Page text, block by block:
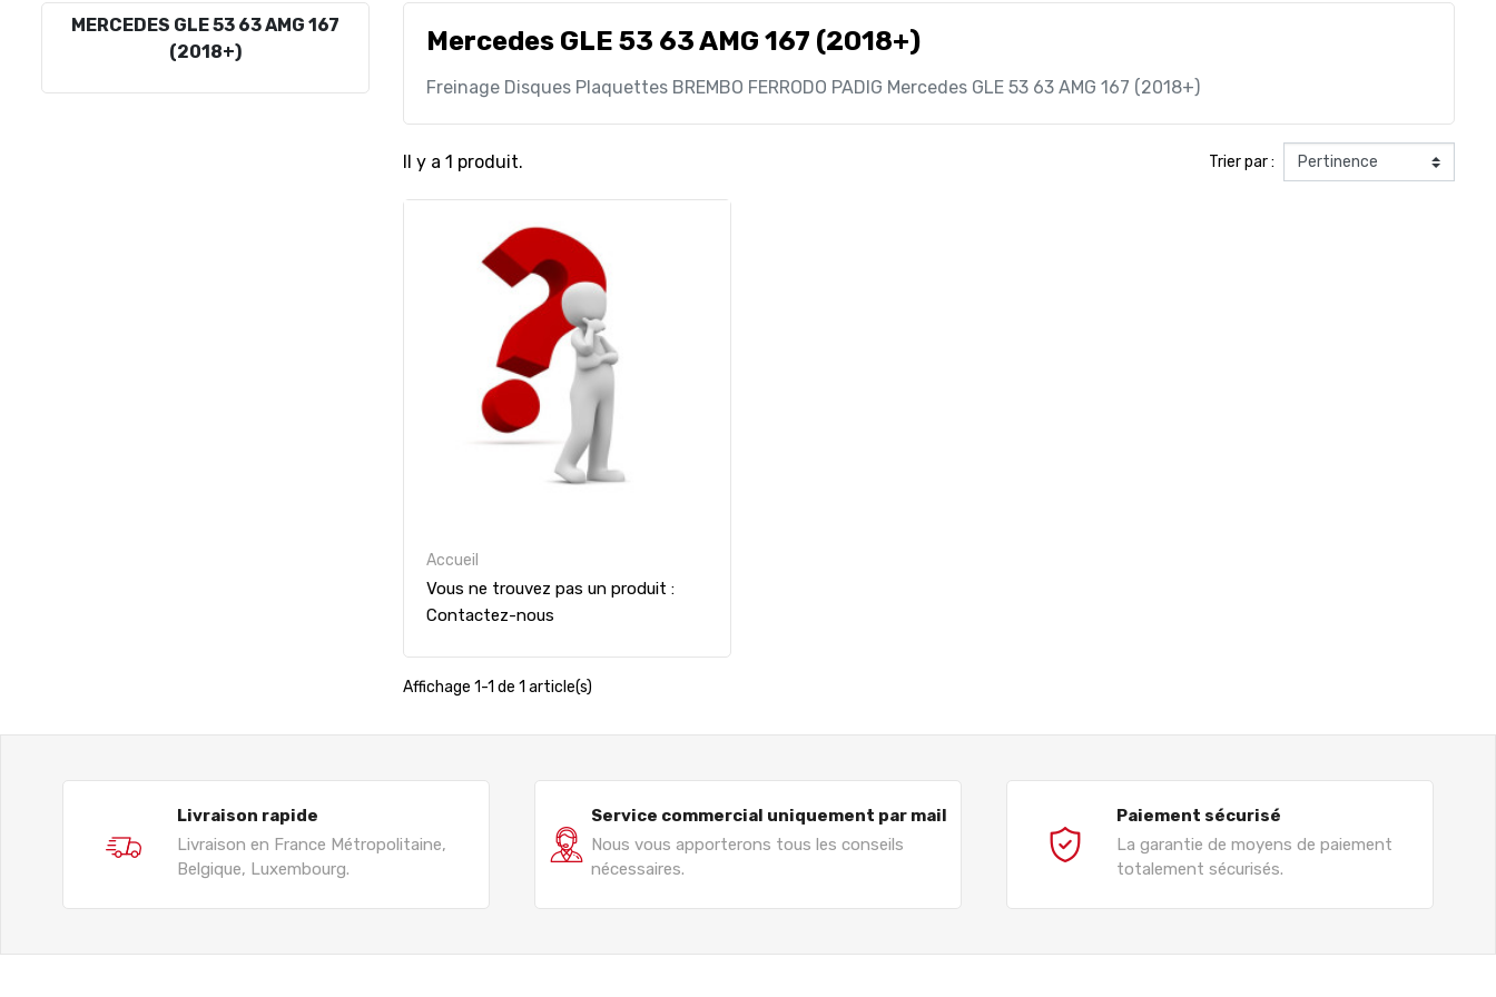
MERCEDES GLE 53 63 AMG 167
(2018+)
Mercedes GLE 53 63 AMG 167 (2018+)
Freinage Disques Plaquettes BREMBO FERRODO PADIG Mercedes GLE 53 63 AMG 167 (2018+)
Il y a 1 produit. Trier par :
Accueil
Vous ne trouvez pas un produit :
Contactez-nous
Affichage 1-1 de 1 article(s)
Livraison rapide
Livraison en France Métropolitaine,
Belgique, Luxembourg.
Service commercial uniquement par mail
Nous vous apporterons tous les conseils
nécessaires.
Paiement sécurisé
La garantie de moyens de paiement
totalement sécurisés.